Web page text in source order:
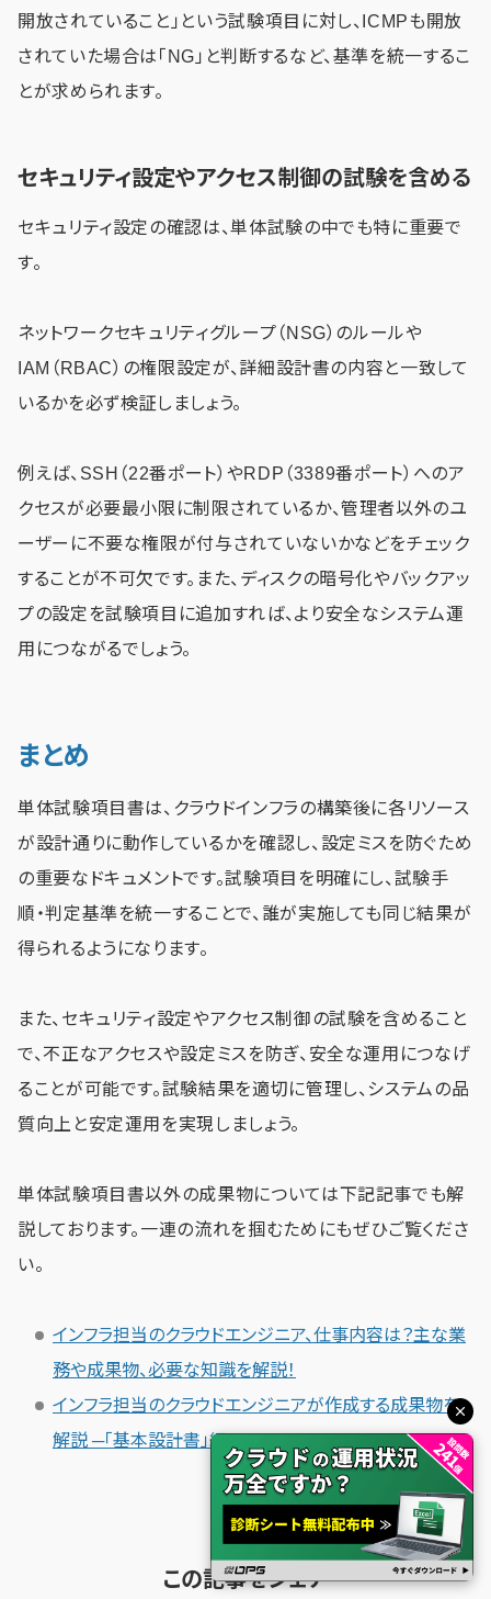
開放されていること」という試験項目に対し、ICMPも開放
されていた場合は「NG」と判断するなど、基準を統一するこ
とが求められます。
セキュリティ設定やアクセス制御の試験を含める
セキュリティ設定の確認は、単体試験の中でも特に重要で
す。
ネットワークセキュリティグループ（NSG）のルールや
IAM（RBAC）の権限設定が、詳細設計書の内容と一致して
いるかを必ず検証しましょう。
例えば、SSH（22番ポート）やRDP（3389番ポート）へのア
クセスが必要最小限に制限されているか、管理者以外のユ
ーザーに不要な権限が付与されていないかなどをチェック
することが不可欠です。また、ディスクの暗号化やバックアッ
プの設定を試験項目に追加すれば、より安全なシステム運
用につながるでしょう。
まとめ
単体試験項目書は、クラウドインフラの構築後に各リソース
が設計通りに動作しているかを確認し、設定ミスを防ぐため
の重要なドキュメントです。試験項目を明確にし、試験手
順・判定基準を統一することで、誰が実施しても同じ結果が
得られるようになります。
また、セキュリティ設定やアクセス制御の試験を含めること
で、不正なアクセスや設定ミスを防ぎ、安全な運用につなげ
ることが可能です。試験結果を適切に管理し、システムの品
質向上と安定運用を実現しましょう。
単体試験項目書以外の成果物については下記記事でも解
説しております。一連の流れを掴むためにもぜひご覧くださ
い。
インフラ担当のクラウドエンジニア、仕事内容は？主な業
務や成果物、必要な知識を解説！
インフラ担当のクラウドエンジニアが作成する成果物を
解説 ─「基本設計書」編
この記事をシェア